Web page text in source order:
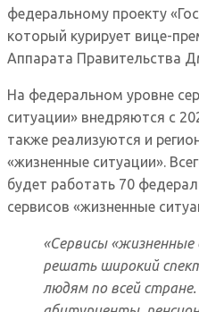
федеральному проекту
который курирует вице-
Аппарата Правительства
На федеральном уровне
ситуации» внедряются с
также реализуются и
«жизненные ситуации».
будет работать 70
сервисов «жизненные
«Сервисы «жизненные
решать широкий
людям по всей